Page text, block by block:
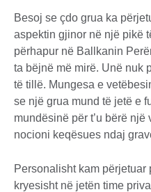
Besoj se çdo grua ka
aspektin gjinor në një pikë
përhapur në Ballkanin
ta bëjnë më mirë. Unë nuk
të tillë. Mungesa e
se një grua mund të jetë e
mundësinë për t’u bërë
nocioni keqësues ndaj
Personalisht kam
kryesisht në jetën time